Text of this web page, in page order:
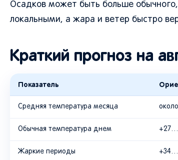
Осадков может быть больше
локальными, а жара и ветер быстро
Краткий прогноз на
Показатель
Средняя температура месяца
Обычная температура днем
Жаркие периоды